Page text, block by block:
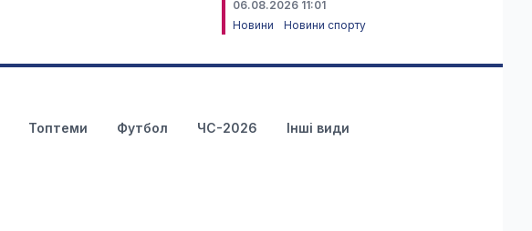
06.08.2026 11:01
Новини
Новини спорту
Топтеми Футбол ЧС-2026 Інші види